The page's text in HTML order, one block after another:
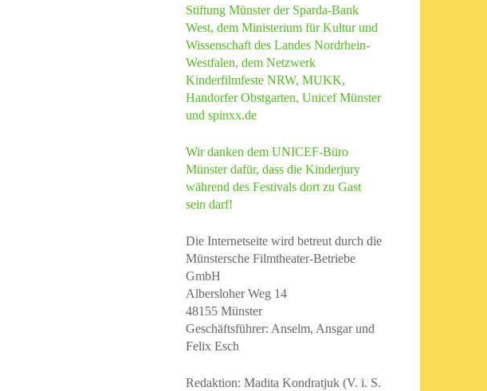
Stiftung Münster der Sparda-Bank
West, dem Ministerium für Kultur und
Wissenschaft des Landes Nordrhein-
Westfalen, dem Netzwerk
Kinderfilmfeste NRW, MUKK,
Handorfer Obstgarten, Unicef Münster
und spinxx.de
Wir danken dem UNICEF-Büro
Münster dafür, dass die Kinderjury
während des Festivals dort zu Gast
sein darf!
Die Internetseite wird betreut durch die
Münstersche Filmtheater-Betriebe
GmbH
Albersloher Weg 14
48155 Münster
Geschäftsführer: Anselm, Ansgar und
Felix Esch
Redaktion: Madita Kondratjuk (V. i. S.